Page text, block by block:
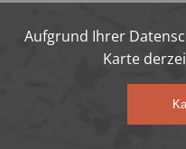
Aufgrund Ihrer
Karte